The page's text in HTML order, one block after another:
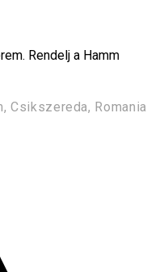
Rendelj a Hamm
Csikszereda, Romania